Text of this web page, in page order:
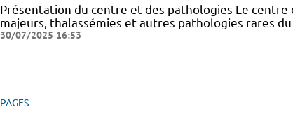
Présentation du centre et des pathologies Le
majeurs, thalassémies et autres pathologies rares
30/07/2025 16:53
PAGES